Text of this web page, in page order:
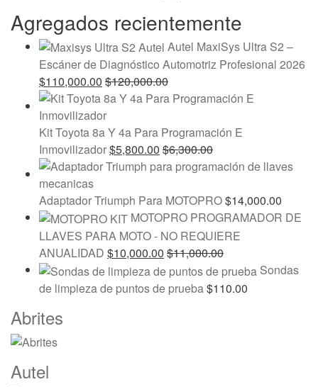
Agregados recientemente
Autel MaxiSys Ultra S2 –
Escáner de Diagnóstico Automotriz Profesional 2026
$110,000.00 $120,000.00
Kit Toyota 8a Y 4a Para Programación E
Inmovilizador$5,800.00 $6,300.00
Adaptador Triumph Para MOTOPRO$14,000.00
MOTOPRO PROGRAMADOR DE
LLAVES PARA MOTO - NO REQUIERE
ANUALIDAD $10,000.00 $11,000.00
Sondas
de limpieza de puntos de prueba$110.00
Marcas
De
Carrusel
Abrites
Autel